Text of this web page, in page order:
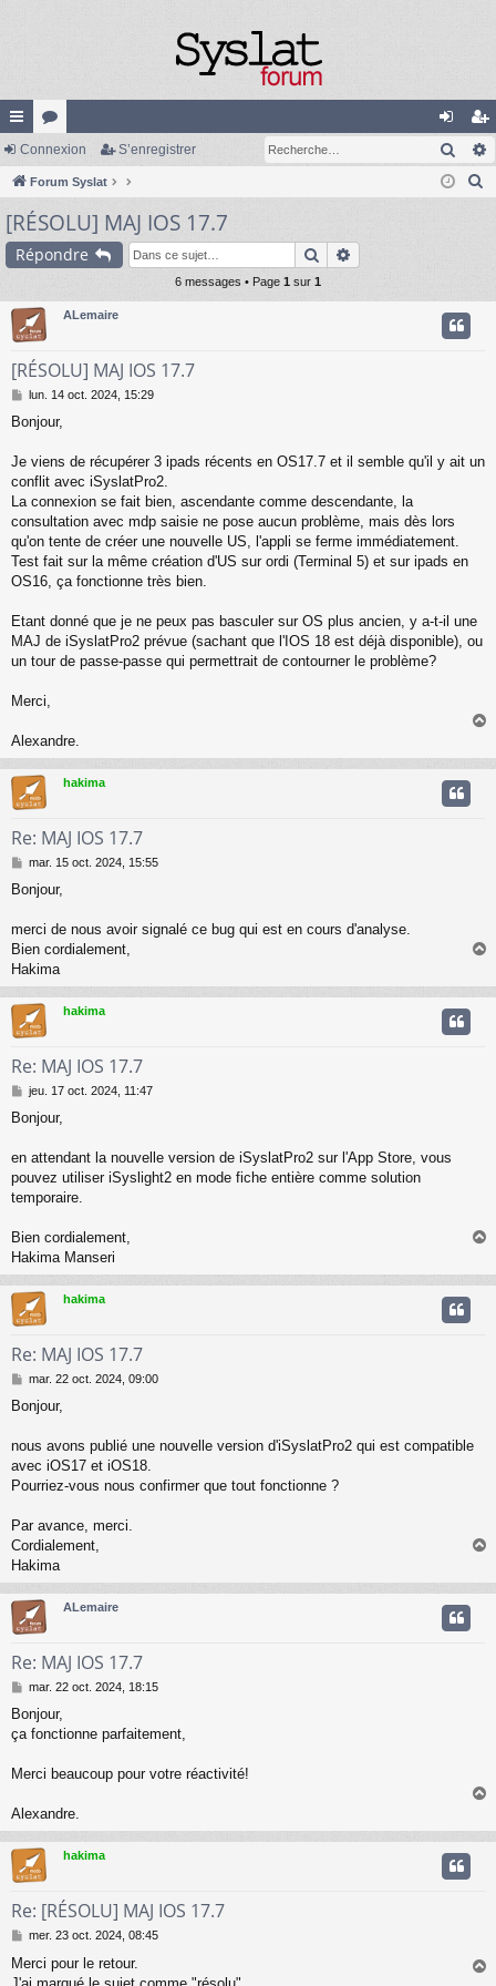
cc
ès
ra
pi
or
u
m
s
on
ne
’e
nr
Connexion S’enregistrer
Forum Syslat
r
[RÉSOLU] MAJ IOS 17.7
Répondre Rechercher
6 messages • Page 1 sur 1
ALemaire
[RÉSOLU] MAJ IOS 17.7
M
s
a
g
lun. 14 oct. 2024, 15:29
Bonjour,
Je viens de récupérer 3 ipads récents en OS17.7 et il semble qu'il y ait un
conflit avec iSyslatPro2.
La connexion se fait bien, ascendante comme descendante, la
consultation avec mdp saisie ne pose aucun problème, mais dès lors
qu'on tente de créer une nouvelle US, l'appli se ferme immédiatement.
Test fait sur la même création d'US sur ordi (Terminal 5) et sur ipads en
OS16, ça fonctionne très bien.
Etant donné que je ne peux pas basculer sur OS plus ancien, y a-t-il une
MAJ de iSyslatPro2 prévue (sachant que l'IOS 18 est déjà disponible), ou
un tour de passe-passe qui permettrait de contourner le problème?
Merci,
Alexandre.
u
t
hakima
Re: MAJ IOS 17.7
M
s
a
g
e
mar. 15 oct. 2024, 15:55
Bonjour,
merci de nous avoir signalé ce bug qui est en cours d'analyse.
Bien cordialement,
Hakima
u
t
hakima
Re: MAJ IOS 17.7
M
s
a
g
jeu. 17 oct. 2024, 11:47
Bonjour,
en attendant la nouvelle version de iSyslatPro2 sur l'App Store, vous
pouvez utiliser iSyslight2 en mode fiche entière comme solution
temporaire.
Bien cordialement,
Hakima Manseri
u
t
hakima
Re: MAJ IOS 17.7
M
s
a
g
mar. 22 oct. 2024, 09:00
Bonjour,
nous avons publié une nouvelle version d'iSyslatPro2 qui est compatible
avec iOS17 et iOS18.
Pourriez-vous nous confirmer que tout fonctionne ?
Par avance, merci.
Cordialement,
Hakima
u
t
ALemaire
Re: MAJ IOS 17.7
M
s
s
g
mar. 22 oct. 2024, 18:15
Bonjour,
ça fonctionne parfaitement,
Merci beaucoup pour votre réactivité!
Alexandre.
u
t
hakima
Re: [RÉSOLU] MAJ IOS 17.7
M
s
mer. 23 oct. 2024, 08:45
Merci pour le retour.